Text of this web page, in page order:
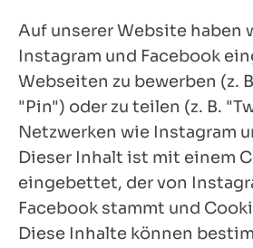
Auf unserer Website haben
Instagram und Facebook
Webseiten zu bewerben (z.
"Pin") oder zu teilen (z. B.
Netzwerken wie Instagram
Dieser Inhalt ist mit einem
eingebettet, der von
Facebook stammt und
Diese Inhalte können